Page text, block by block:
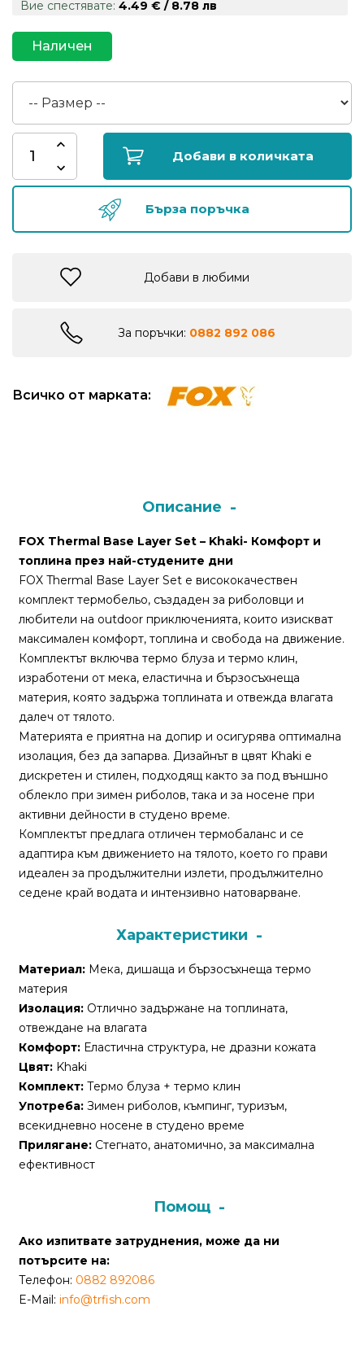
риболов
Куки
за
риболов
Дрехи
риболов
Изкуствени
Монтажи
Комплекти
за
риболов
За
нас
Контакти
Поръчка
доставка
Връщане
Условия
за
ползване
Политика
за
поверителност
Политика
за
използване
Copyright
Вие спестявате: 4.49 € / 8.78 лв
Наличен
Добави в количката
Бърза поръчка
Добави в любими
За поръчки: 0882 892 086
Всичко от марката:
Описание
FOX Thermal Base Layer Set – Khaki- Комфорт и
топлина през най-студените дни
FOX Thermal Base Layer Set е висококачествен
комплект термобельо, създаден за риболовци и
любители на outdoor приключенията, които изискват
максимален комфорт, топлина и свобода на движение.
Комплектът включва термо блуза и термо клин,
изработени от мека, еластична и бързосъхнеща
материя, която задържа топлината и отвежда влагата
далеч от тялото.
Материята е приятна на допир и осигурява оптимална
изолация, без да запарва. Дизайнът в цвят Khaki е
дискретен и стилен, подходящ както за под външно
облекло при зимен риболов, така и за носене при
активни дейности в студено време.
Комплектът предлага отличен термобаланс и се
адаптира към движението на тялото, което го прави
идеален за продължителни излети, продължително
седене край водата и интензивно натоварване.
Характеристики
Материал: Мека, дишаща и бързосъхнеща термо
материя
Изолация: Отлично задържане на топлината,
отвеждане на влагата
Комфорт: Еластична структура, не дразни кожата
Цвят: Khaki
Комплект: Термо блуза + термо клин
Употреба: Зимен риболов, къмпинг, туризъм,
всекидневно носене в студено време
Прилягане: Стегнато, анатомично, за максимална
ефективност
Помощ
Ако изпитвате затруднения, може да ни
потърсите на:
Телефон: 0882 892086
E-Mail: info@trfish.com